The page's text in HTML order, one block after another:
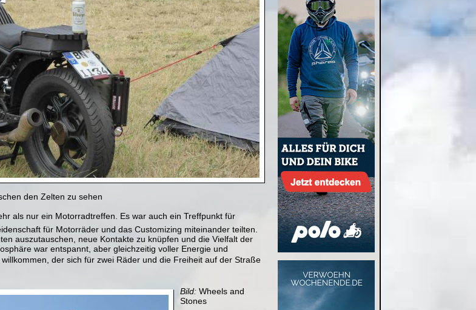
den Zelten zu sehen
als nur ein Motorradtreffen. Es war auch ein Treffpunkt für
für Motorräder und das Customizing miteinander teilten.
auszutauschen, neue Kontakte zu knüpfen und die Vielfalt der
war entspannt, aber gleichzeitig voller Energie und
willkommen, der sich für zwei Räder und die Freiheit auf der Straße
Bild:Wheels and
Stones